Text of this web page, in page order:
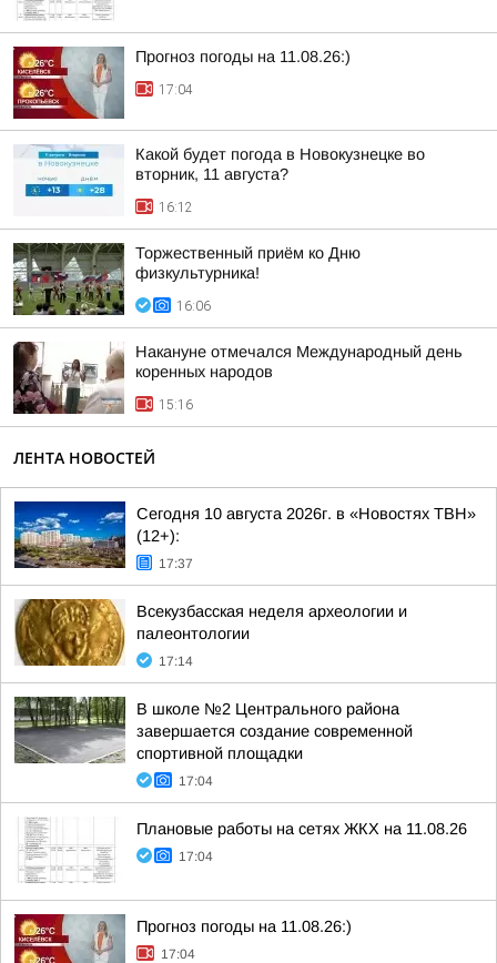
Прогноз погоды на 11.08.26:)
17:04
Какой будет погода в Новокузнецке во
вторник, 11 августа?
16:12
Торжественный приём ко Дню
физкультурника!
16:06
Накануне отмечался Международный день
коренных народов
15:16
ЛЕНТА НОВОСТЕЙ
Сегодня 10 августа 2026г. в «Новостях ТВН»
(12+):
17:37
Всекузбасская неделя археологии и
палеонтологии
17:14
В школе №2 Центрального района
завершается создание современной
спортивной площадки
17:04
Плановые работы на сетях ЖКХ на 11.08.26
17:04
Прогноз погоды на 11.08.26:)
17:04